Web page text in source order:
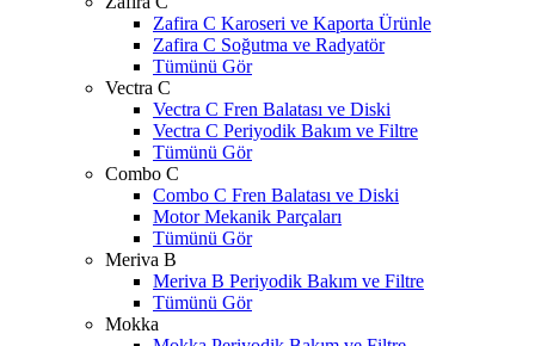
Zafira C Karoseri ve Kaporta Ürünle
Zafira C Soğutma ve Radyatör
Tümünü Gör
Vectra C
Vectra C Fren Balatası ve Diski
Vectra C Periyodik Bakım ve Filtre
Tümünü Gör
Combo C
Combo C Fren Balatası ve Diski
Motor Mekanik Parçaları
Tümünü Gör
Meriva B
Meriva B Periyodik Bakım ve Filtre
Tümünü Gör
Mokka